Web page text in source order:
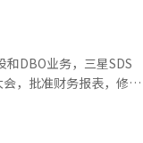
KOSA共同主持，紧密
科整合为三个核心大分
全等），并在各分科下
域将与M.AX联盟合作，
成为未来产业扩展和
SK创新将与最近选定
案合作。该项目包括
此研究AI数据中心开
源基础设施开发及AI产
法规改善及本地合作伙
DBO业务，三星SDS
，批准财务报表，修改
业务战略和云计算为中